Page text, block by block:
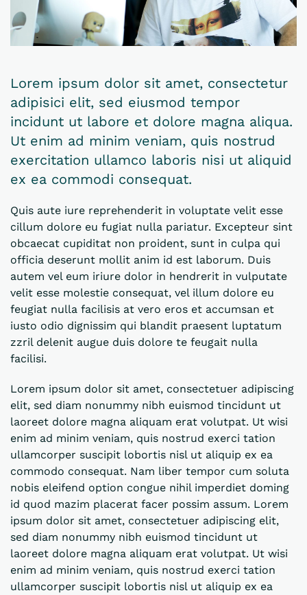
Lorem ipsum dolor sit amet, consectetur
adipisici elit, sed eiusmod tempor
incidunt ut labore et dolore magna aliqua.
Ut enim ad minim veniam, quis nostrud
exercitation ullamco laboris nisi ut aliquid
ex ea commodi consequat.
Quis aute iure reprehenderit in voluptate velit esse
cillum dolore eu fugiat nulla pariatur. Excepteur sint
obcaecat cupiditat non proident, sunt in culpa qui
officia deserunt mollit anim id est laborum. Duis
autem vel eum iriure dolor in hendrerit in vulputate
velit esse molestie consequat, vel illum dolore eu
feugiat nulla facilisis at vero eros et accumsan et
iusto odio dignissim qui blandit praesent luptatum
zzril delenit augue duis dolore te feugait nulla
facilisi.
Lorem ipsum dolor sit amet, consectetuer adipiscing
elit, sed diam nonummy nibh euismod tincidunt ut
laoreet dolore magna aliquam erat volutpat. Ut wisi
enim ad minim veniam, quis nostrud exerci tation
ullamcorper suscipit lobortis nisl ut aliquip ex ea
commodo consequat. Nam liber tempor cum soluta
nobis eleifend option congue nihil imperdiet doming
id quod mazim placerat facer possim assum. Lorem
ipsum dolor sit amet, consectetuer adipiscing elit,
sed diam nonummy nibh euismod tincidunt ut
laoreet dolore magna aliquam erat volutpat. Ut wisi
enim ad minim veniam, quis nostrud exerci tation
ullamcorper suscipit lobortis nisl ut aliquip ex ea